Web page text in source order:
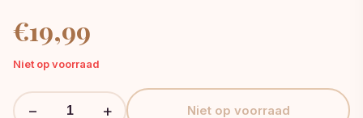
€19,99
Niet op voorraad
− + Niet op voorraad